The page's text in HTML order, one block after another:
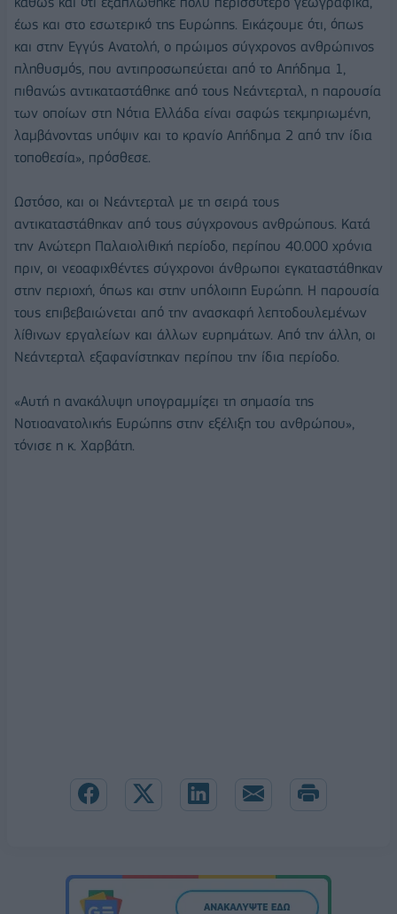
έως και στο εσωτερικό της Ευρώπης. Εικάζουμε ότι, όπως
και στην Εγγύς Ανατολή, ο πρώιμος σύγχρονος ανθρώπινος
πληθυσμός, που αντιπροσωπεύεται από το Απήδημα 1,
πιθανώς αντικαταστάθηκε από τους Νεάντερταλ, η παρουσία
των οποίων στη Νότια Ελλάδα είναι σαφώς τεκμηριωμένη,
λαμβάνοντας υπόψιν και το κρανίο Απήδημα 2 από την ίδια
τοποθεσία», πρόσθεσε.
Ωστόσο, και οι Νεάντερταλ με τη σειρά τους
αντικαταστάθηκαν από τους σύγχρονους ανθρώπους. Κατά
την Ανώτερη Παλαιολιθική περίοδο, περίπου 40.000 χρόνια
πριν, οι νεοαφιχθέντες σύγχρονοι άνθρωποι εγκαταστάθηκαν
στην περιοχή, όπως και στην υπόλοιπη Ευρώπη. Η παρουσία
τους επιβεβαιώνεται από την ανασκαφή λεπτοδουλεμένων
λίθινων εργαλείων και άλλων ευρημάτων. Από την άλλη, οι
Νεάντερταλ εξαφανίστηκαν περίπου την ίδια περίοδο.
«Αυτή η ανακάλυψη υπογραμμίζει τη σημασία της
Νοτιοανατολικής Ευρώπης στην εξέλιξη του ανθρώπου»,
τόνισε η κ. Χαρβάτη.